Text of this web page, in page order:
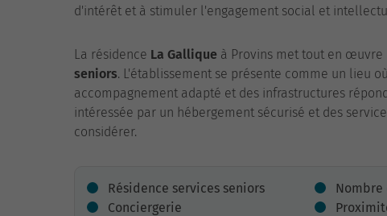
d'intérêt et à stimuler l'engagement social et
La résidence La Gallique à Provins met tout en
seniors. L'établissement se présente comme un lieu
accompagnement adapté et des infrastructures
intéressée par un hébergement sécurisé et des
considérer.
Résidence services seniors
Nombre
Conciergerie